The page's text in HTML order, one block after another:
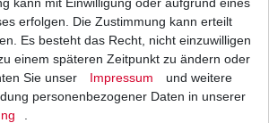
Stator Lichtmaschine Suzuki GSX-R 600 BG
2002-2003 Japan HQ Abverkauf
UVP 156,36 € 99,99 € *
1 Stück | 99,99 € / Stück
inkl. ges. MwSt. zzgl.
erfolgen. Die Zustimmung kann erteilt
Es besteht das Recht, nicht einzuwilligen
einem späteren Zeitpunkt zu ändern oder
Sie unser
Impressum
und weitere
personenbezogener Daten in unserer